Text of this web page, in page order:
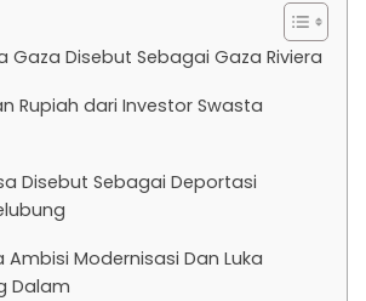
Gaza Disebut Sebagai Gaza Riviera
Rupiah dari Investor Swasta
Disebut Sebagai Deportasi
Modernisasi Dan Luka
Dalam